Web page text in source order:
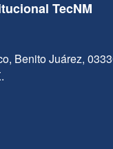
TecNM
Benito Juárez,